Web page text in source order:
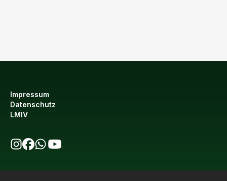
Impressum
Datenschutz
LMIV